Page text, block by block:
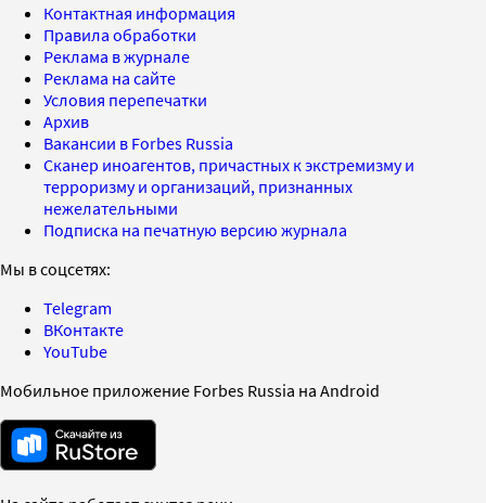
Контактная информация
Правила обработки
Реклама в журнале
Реклама на сайте
Условия перепечатки
Архив
Вакансии в Forbes Russia
Сканер иноагентов, причастных к экстремизму и
терроризму и организаций, признанных
нежелательными
Подписка на печатную версию журнала
Мы в соцсетях:
Telegram
ВКонтакте
YouTube
Мобильное приложение Forbes Russia на Android